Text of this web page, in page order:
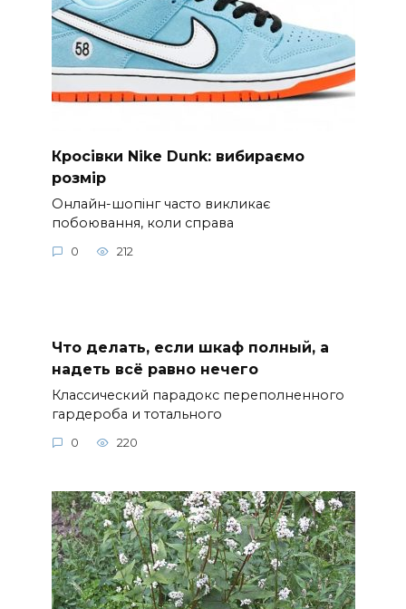
Кросівки Nike Dunk: вибираємо
розмір
Онлайн-шопінг часто викликає
побоювання, коли справа
0 212
Что делать, если шкаф полный, а
надеть всё равно нечего
Классический парадокс переполненного
гардероба и тотального
0 220